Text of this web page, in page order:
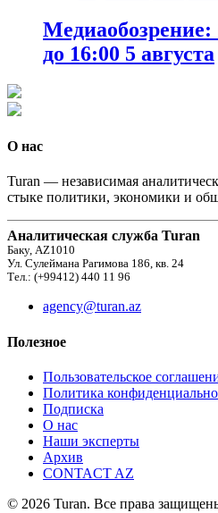
Медиаобозрение:
до 16:00 5 августа
О нас
Turan — независимая
стыке политики, экономики и
Аналитическая служба Turan
Баку, AZ1010
Ул. Сулеймана Рагимова 186, кв. 24
Тел.: (+99412) 440 11 96
agency@turan.az
Полезное
Пользовательское
Политика
Подписка
О нас
Наши эксперты
Архив
CONTACT AZ
© 2026 Turan. Все права